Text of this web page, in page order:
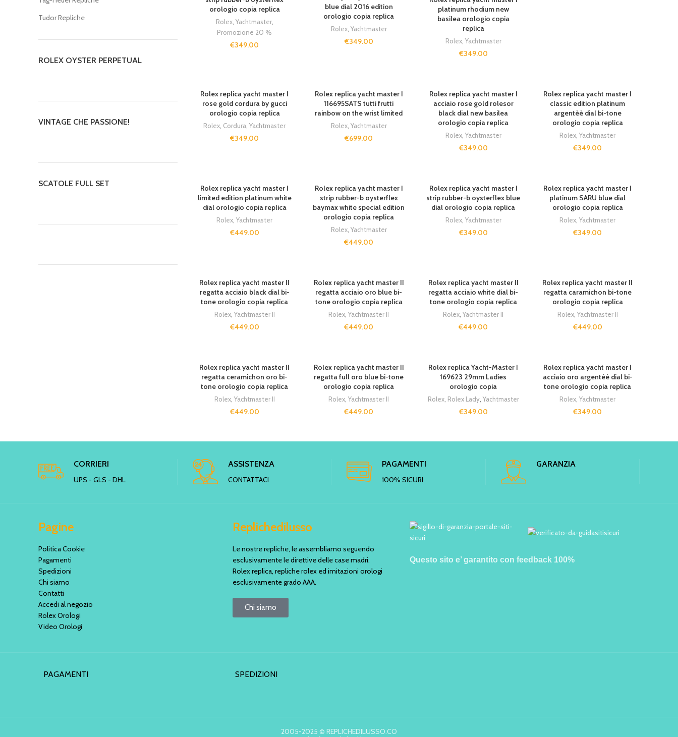
Tudor Repliche
ROLEX OYSTER PERPETUAL
VINTAGE CHE PASSIONE!
SCATOLE FULL SET
orologio copia replica
Rolex, Yachtmaster,
Promozione 20 %
€349.00
blue dial 2016 edition
orologio copia replica
Rolex, Yachtmaster
€349.00
platinum rhodium new
basilea orologio copia
replica
Rolex, Yachtmaster
€349.00
Rolex replica yacht master I
rose gold cordura by gucci
orologio copia replica
Rolex Cordura ,Yachtmaster
€349.00
Rolex replica yacht master I
116695SATS tutti frutti
rainbow on the wrist limited
Rolex, Yachtmaster
€699.00
Rolex replica yacht master I
acciaio rose gold rolesor
black dial new basilea
orologio copia replica
Rolex, Yachtmaster
€349.00
Rolex replica yacht master I
classic edition platinum
argentèè dial bi-tone
orologio copia replica
Rolex ,Yachtmaster
€349.00
Rolex replica yacht master I
limited edition platinum white
dial orologio copia replica
Rolex ,Yachtmaster
€449.00
Rolex replica yacht master I
strip rubber-b oysterflex
baymax white special edition
orologio copia replica
Rolex, Yachtmaster
€449.00
Rolex replica yacht master I
strip rubber-b oysterflex blue
dial orologio copia replica
Rolex, Yachtmaster
€349.00
Rolex replica yacht master I
platinum SARU blue dial
orologio copia replica
Rolex ,Yachtmaster
€349.00
Rolex replica yacht master II
regatta acciaio black dial bi-
tone orologio copia replica
Rolex, Yachtmaster II
€449.00
Rolex replica yacht master II
regatta acciaio oro blue bi-
tone orologio copia replica
Rolex ,Yachtmaster II
€449.00
Rolex replica yacht master II
regatta acciaio white dial bi-
tone orologio copia replica
Rolex ,Yachtmaster II
€449.00
Rolex replica yacht master II
regatta caramichon bi-tone
orologio copia replica
Rolex, Yachtmaster II
€449.00
Rolex replica yacht master II
regatta ceramichon oro bi-
tone orologio copia replica
Rolex, Yachtmaster II
€449.00
Rolex replica yacht master II
regatta full oro blue bi-tone
orologio copia replica
Rolex ,Yachtmaster II
€449.00
Rolex replica Yacht-Master I
169623 29mm Ladies
orologio copia
Rolex, Rolex Lady, Yachtmaster
€349.00
Rolex replica yacht master I
acciaio oro argentèè dial bi-
tone orologio copia replica
Rolex ,Yachtmaster
€349.00
CORRIERI
UPS - GLS - DHL
ASSISTENZA
CONTATTACI
PAGAMENTI
100% SICURI
GARANZIA
Pagine
Politica Cookie
Pagamenti
Spedizioni
Chi siamo
Contatti
Accedi al negozio
Rolex Orologi
Video Orologi
Replichedilusso
Le nostre repliche, le assembliamo seguendo
esclusivamente le direttive delle case madri.
Rolex replica, repliche rolex ed imitazioni orologi
esclusivamente grado AAA.
Chi siamo
Questo sito e’ garantito con feedback 100%
PAGAMENTI SPEDIZIONI
2005-2025 © REPLICHEDILUSSO.CO